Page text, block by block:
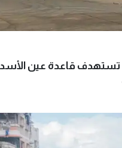
قاعدة عين الأسد